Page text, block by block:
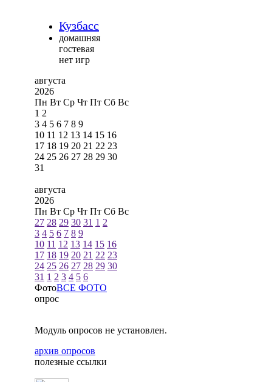
Кузбасс
домашняя
гостевая
нет игр
августа
2026
Пн Вт Ср Чт Пт Сб Вс
1 2
3 4 5 6 7 8 9
10 11 12 13 14 15 16
17 18 19 20 21 22 23
24 25 26 27 28 29 30
31
августа
2026
Пн Вт Ср Чт Пт Сб Вс
27 28 29 30 31 1 2
3 4 5 6 7 8 9
10 11 12 13 14 15 16
17 18 19 20 21 22 23
24 25 26 27 28 29 30
31 1 2 3 4 5 6
ФотоВСЕ ФОТО
опрос
Модуль опросов не установлен.
архив опросов
полезные ссылки